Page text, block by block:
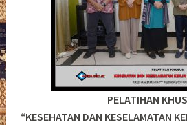
PELATIHAN
“KESEHATAN DAN KESELAMATAN